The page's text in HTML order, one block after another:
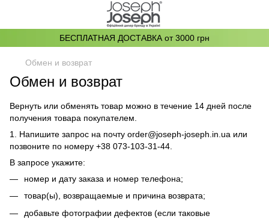
БЕСПЛАТНАЯ ДОСТАВКА от 3000 грн
Обмен и возврат
Обмен и возврат
Вернуть или обменять товар можно в течение 14 дней после
получения товара покупателем.
1. Напишите запрос на почту order@joseph-joseph.in.ua или
позвоните по номеру +38 073-103-31-44.
В запросе укажите:
номер и дату заказа и номер телефона;
товар(ы), возвращаемые и причина возврата;
добавьте фотографии дефектов (если таковые